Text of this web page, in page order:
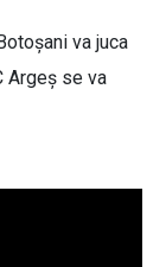
va juca
Argeș se va